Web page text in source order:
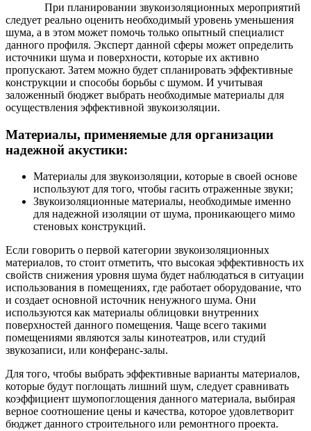
При планировании звукоизоляционных мероприятий
следует реально оценить необходимый уровень уменьшения
шума, а в этом может помочь только опытный специалист
данного профиля. Эксперт данной сферы может определить
источники шума и поверхности, которые их активно
пропускают. Затем можно будет спланировать эффективные
конструкции и способы борьбы с шумом. И учитывая
заложенный бюджет выбрать необходимые материалы для
осуществления эффективной звукоизоляции.
Материалы, применяемые для организации
надежной акустики:
Материалы для звукоизоляции, которые в своей основе
используют для того, чтобы гасить отраженные звуки;
Звукоизоляционные материалы, необходимые именно
для надежной изоляции от шума, проникающего мимо
стеновых конструкций.
Если говорить о первой категории звукоизоляционных
материалов, то стоит отметить, что высокая эффективность их
свойств снижения уровня шума будет наблюдаться в ситуации
использования в помещениях, где работает оборудование, что
и создает основной источник ненужного шума. Они
используются как материалы облицовки внутренних
поверхностей данного помещения. Чаще всего такими
помещениями являются залы кинотеатров, или студий
звукозаписи, или конферанс-залы.
Для того, чтобы выбрать эффективные варианты материалов,
которые будут поглощать лишний шум, следует сравнивать
коэффициент шумопоглощения данного материала, выбирая
верное соотношение цены и качества, которое удовлетворит
бюджет данного строительного или ремонтного проекта.